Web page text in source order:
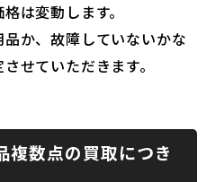
は変動します。
か、故障していないかな
せていただきます。
複数点の買取につき